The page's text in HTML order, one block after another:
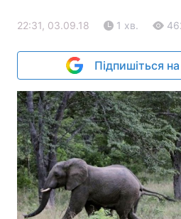
22:31, 03.09.18 1 хв.
Підпишіться